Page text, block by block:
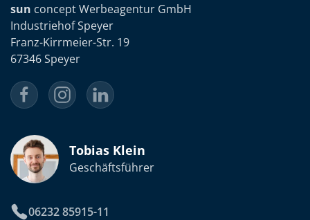
sun concept Werbeagentur GmbH
Industriehof Speyer
Franz-Kirrmeier-Str. 19
67346 Speyer
Tobias Klein
Geschäftsführer
06232 85915-11